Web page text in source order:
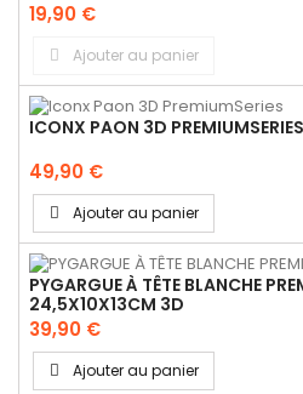
19,90 €
Ajouter au panier
ICONX PAON 3D PREMIUMSERIES
49,90 €
Ajouter au panier
PYGARGUE À TÊTE BLANCHE
24,5X10X13CM 3D
39,90 €
Ajouter au panier